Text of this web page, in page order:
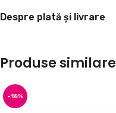
Despre plată și livrare
Produse similare
-18%